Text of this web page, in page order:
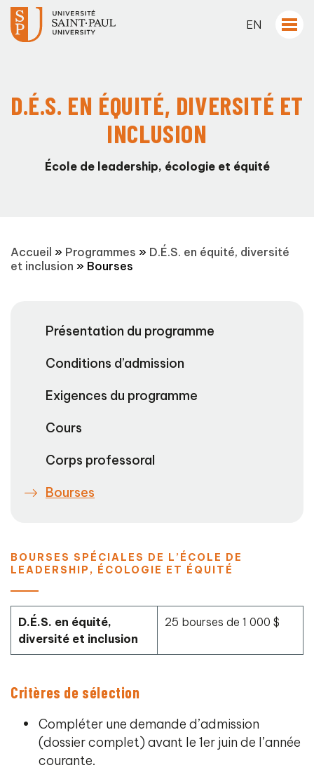
EN
D.É.S. EN ÉQUITÉ, DIVERSITÉ ET
INCLUSION
École de leadership, écologie et équité
Accueil » Programmes » D.É.S. en équité, diversité
et inclusion » Bourses
Présentation du programme
Conditions d’admission
Exigences du programme
Cours
Corps professoral
Bourses
BOURSES SPÉCIALES DE L’ÉCOLE DE
LEADERSHIP, ÉCOLOGIE ET ÉQUITÉ
D.É.S. en équité,
diversité et inclusion
25 bourses de 1 000 $
Critères de sélection
Compléter une demande d’admission
(dossier complet) avant le 1er juin de l’année
courante.